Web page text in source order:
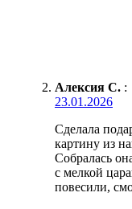
Алексия С. :
23.01.2026
Сделала
картину из
Собралась
с мелкой
повесили,